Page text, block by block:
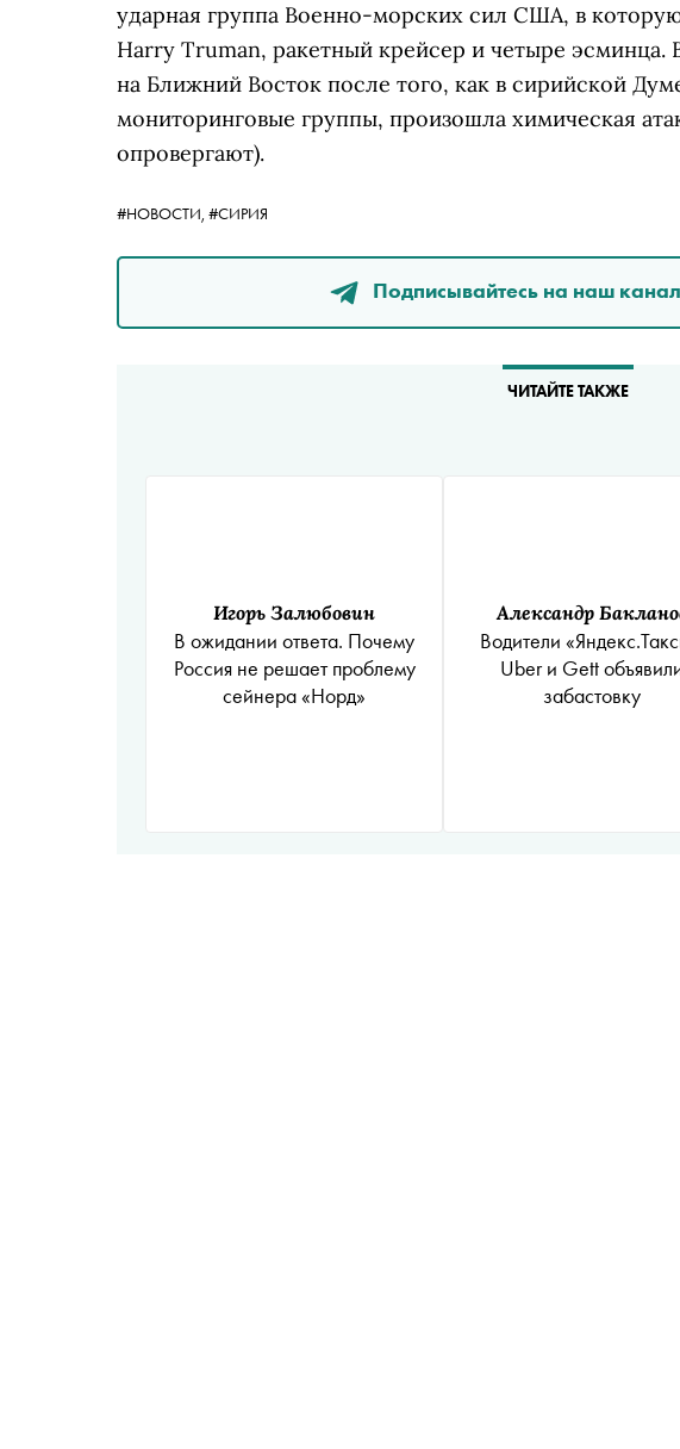
ударная группа Военно-морских сил США, в
Harry Truman, ракетный крейсер и четыре
на Ближний Восток после того, как в сирийской
мониторинговые группы, произошла химическая
опровергают).
#НОВОСТИ, #СИРИЯ
Подписывайтесь на наш
ЧИТАЙТЕ ТАКЖЕ
Игорь Залюбовин
В ожидании ответа. Почему
Россия не решает проблему
сейнера «Норд»
Александр
Водители
Uber и Gett
забастовку